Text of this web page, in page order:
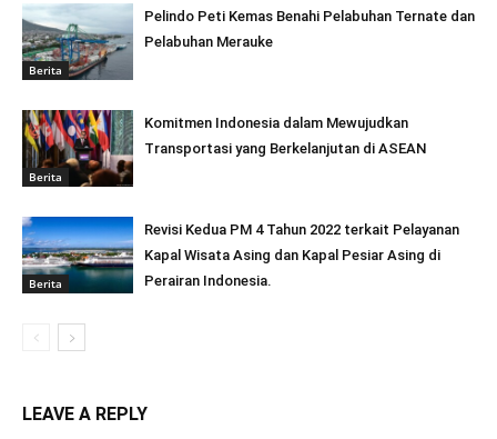
Berita
Pelindo Peti Kemas Benahi Pelabuhan Ternate dan
Pelabuhan Merauke
Berita
Komitmen Indonesia dalam Mewujudkan
Transportasi yang Berkelanjutan di ASEAN
Berita
Revisi Kedua PM 4 Tahun 2022 terkait Pelayanan
Kapal Wisata Asing dan Kapal Pesiar Asing di
Perairan Indonesia.
LEAVE A REPLY